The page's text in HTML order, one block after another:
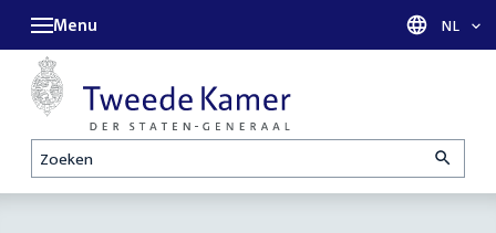
Zoeken
Menu Taal
NL